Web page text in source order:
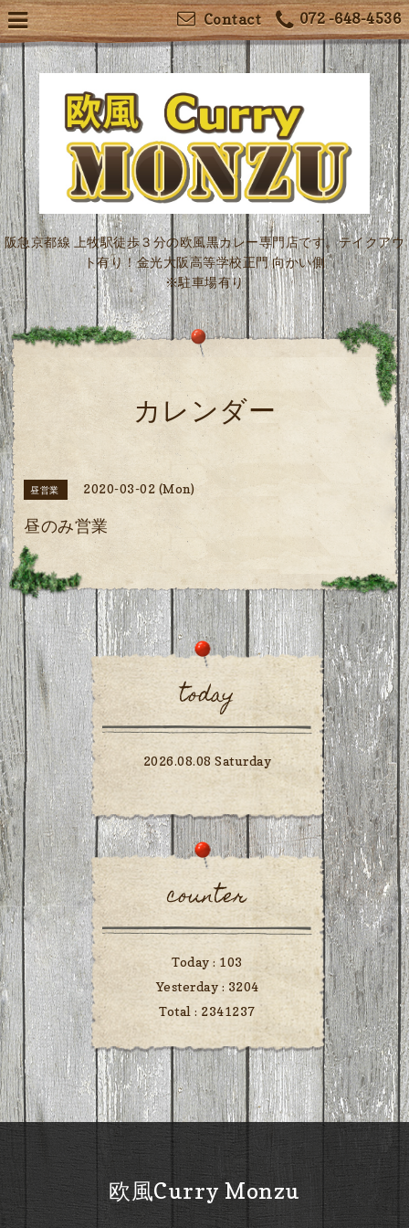
072 -648-4536
Contact
阪急京都線 上牧駅徒歩３分の欧風黒カレー専門店です。テイクアウ
ト有り！金光大阪高等学校正門 向かい側
※駐車場有り
カレンダー
昼営業 2020-03-02 (Mon)
昼のみ営業
today
2026.08.08 Saturday
counter
Today : 103
Yesterday : 3204
Total : 2341237
欧風Curry Monzu